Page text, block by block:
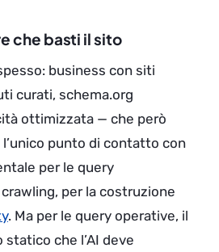
che basti il sito
business con siti
curati, schema.org
ottimizzata — che però
punto di contatto con
per le query
per la costruzione
. Ma per le query operative, il
che l’AI deve